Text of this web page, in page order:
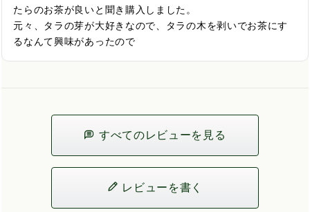
たらのお茶が良いと聞き購入しました。
元々、タラの芽が大好きなので、タラの木を剥いでお茶にす
るなんて興味があったので
すべてのレビューを見る
レビューを書く